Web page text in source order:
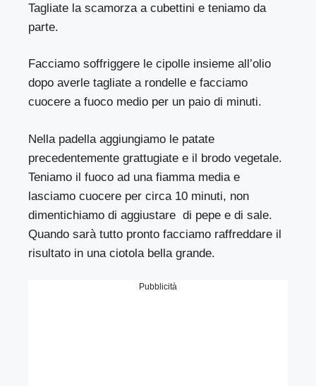
Tagliate la scamorza a cubettini e teniamo da
parte.
Facciamo soffriggere le cipolle insieme all’olio
dopo averle tagliate a rondelle e facciamo
cuocere a fuoco medio per un paio di minuti.
Nella padella aggiungiamo le patate
precedentemente grattugiate e il brodo vegetale.
Teniamo il fuoco ad una fiamma media e
lasciamo cuocere per circa 10 minuti, non
dimentichiamo di aggiustare di pepe e di sale.
Quando sarà tutto pronto facciamo raffreddare il
risultato in una ciotola bella grande.
Pubblicità